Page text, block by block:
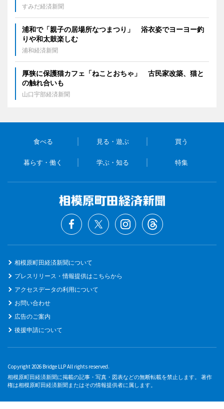
すみだ経済新聞
浦和で「親子の居場所なつまつり」 浴衣姿でヨーヨー釣
りや和太鼓楽しむ
浦和経済新聞
厚狭に保護猫カフェ「ねことおちゃ」 古民家改築、猫と
の触れ合いも
山口宇部経済新聞
食べる 見る・遊ぶ 買う
暮らす・働く 学ぶ・知る 特集
相模原町田経済新聞について
プレスリリース・情報提供はこちらから
アクセスデータの利用について
お問い合わせ
広告のご案内
後援申請について
Copyright 2026 Bridge LLP All rights reserved.
相模原町田経済新聞に掲載の記事・写真・図表などの無断転載を禁止します。 著作
権は相模原町田経済新聞またはその情報提供者に属します。